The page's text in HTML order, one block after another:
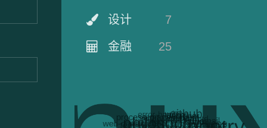
设计 7
金融 25